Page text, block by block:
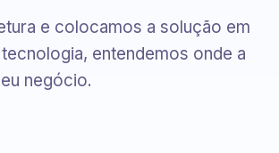
e colocamos a solução em
entendemos onde a
negócio.